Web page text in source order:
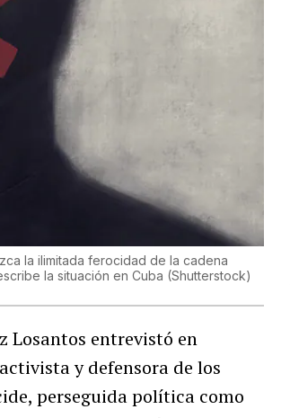
la ilimitada ferocidad de la cadena
la situación en Cuba (Shutterstock)
Losantos entrevistó en
y defensora de los
perseguida política como